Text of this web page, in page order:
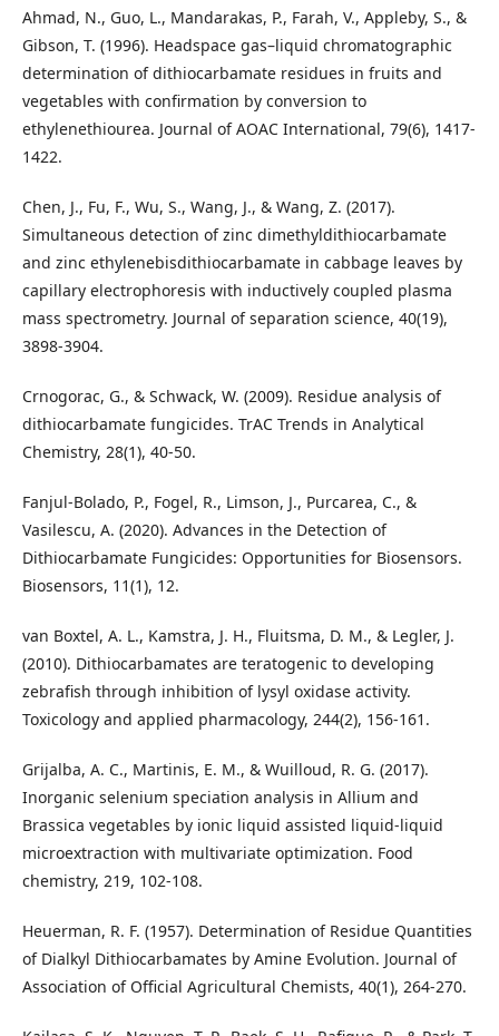
Ahmad, N., Guo, L., Mandarakas, P., Farah, V., Appleby, S., &
Gibson, T. (1996). Headspace gas–liquid chromatographic
determination of dithiocarbamate residues in fruits and
vegetables with confirmation by conversion to
ethylenethiourea. Journal of AOAC International, 79(6), 1417-
1422.
Chen, J., Fu, F., Wu, S., Wang, J., & Wang, Z. (2017).
Simultaneous detection of zinc dimethyldithiocarbamate
and zinc ethylenebisdithiocarbamate in cabbage leaves by
capillary electrophoresis with inductively coupled plasma
mass spectrometry. Journal of separation science, 40(19),
3898-3904.
Crnogorac, G., & Schwack, W. (2009). Residue analysis of
dithiocarbamate fungicides. TrAC Trends in Analytical
Chemistry, 28(1), 40-50.
Fanjul-Bolado, P., Fogel, R., Limson, J., Purcarea, C., &
Vasilescu, A. (2020). Advances in the Detection of
Dithiocarbamate Fungicides: Opportunities for Biosensors.
Biosensors, 11(1), 12.
van Boxtel, A. L., Kamstra, J. H., Fluitsma, D. M., & Legler, J.
(2010). Dithiocarbamates are teratogenic to developing
zebrafish through inhibition of lysyl oxidase activity.
Toxicology and applied pharmacology, 244(2), 156-161.
Grijalba, A. C., Martinis, E. M., & Wuilloud, R. G. (2017).
Inorganic selenium speciation analysis in Allium and
Brassica vegetables by ionic liquid assisted liquid-liquid
microextraction with multivariate optimization. Food
chemistry, 219, 102-108.
Heuerman, R. F. (1957). Determination of Residue Quantities
of Dialkyl Dithiocarbamates by Amine Evolution. Journal of
Association of Official Agricultural Chemists, 40(1), 264-270.